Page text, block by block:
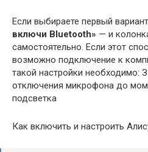
Если выбираете первый
включи Bluetooth» — и
самостоятельно. Если этот
возможно подключение к
такой настройки необходимо:
отключения микрофона до
подсветка
Как включить и настроить